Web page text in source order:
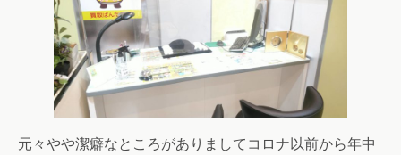
元々やや潔癖なところがありましてコロナ以前から年中